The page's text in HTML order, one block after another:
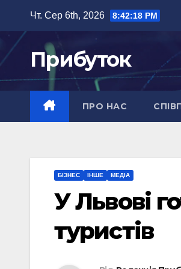
вмісту
Чт. Сер 6th, 2026 8:42:19 PM
Прибуток
ПРО НАС
БІЗНЕС ІНШЕ МЕДІА
У Львові
туристів